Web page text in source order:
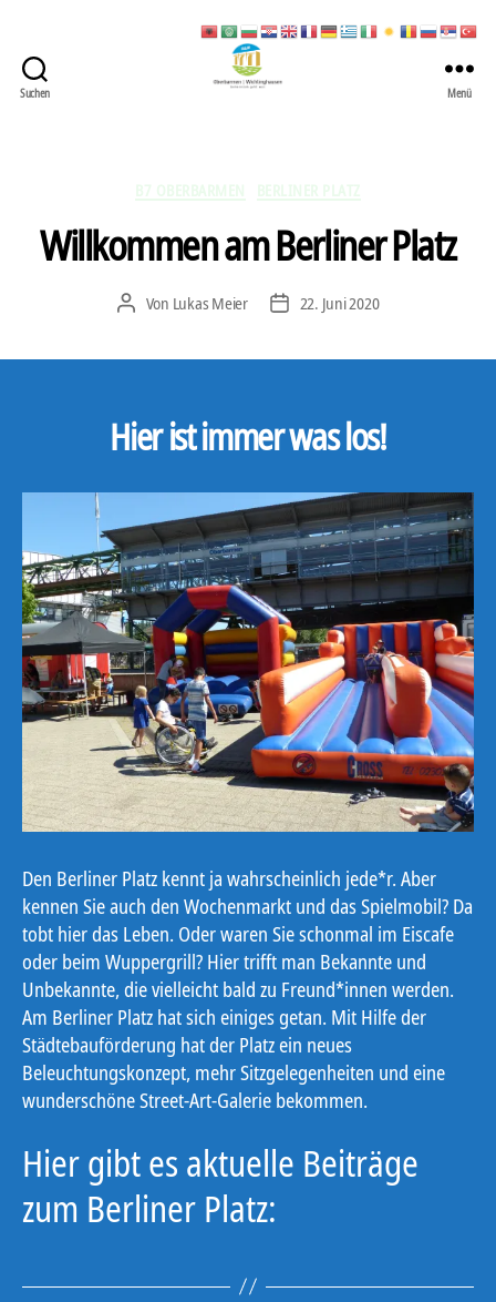
Suchen Menü
Willkommen am Berliner Platz
Beitragsautor
Von Lukas Meier Veröffentlichungsdatum
22. Juni 2020
Hier ist immer was los!
Den Berliner Platz kennt ja wahrscheinlich jede*r. Aber
kennen Sie auch den Wochenmarkt und das Spielmobil? Da
tobt hier das Leben. Oder waren Sie schonmal im Eiscafe
oder beim Wuppergrill? Hier trifft man Bekannte und
Unbekannte, die vielleicht bald zu Freund*innen werden.
Am Berliner Platz hat sich einiges getan. Mit Hilfe der
Städtebauförderung hat der Platz ein neues
Beleuchtungskonzept, mehr Sitzgelegenheiten und eine
wunderschöne Street-Art-Galerie bekommen.
Hier gibt es aktuelle Beiträge
zum Berliner Platz: